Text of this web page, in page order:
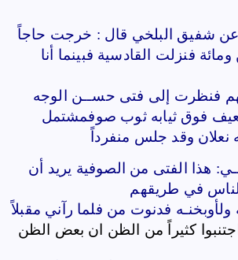
شفيق البلخي قال : خرجت حاجاً
فنزلت القادسية فبينما أنا
فنظرت إلى فتى حســن الوجه
فوق ثيابه ثوب صوفمشتمل
نعلان وقد جلس منفرداً
هذا الفتى من الصوفية يريد أن
في طريقهم
ولأوبخنـه فدنوت من فلما رآني مقبلاً
اجتنبوا كثيراً من الظن ان بعض الظن